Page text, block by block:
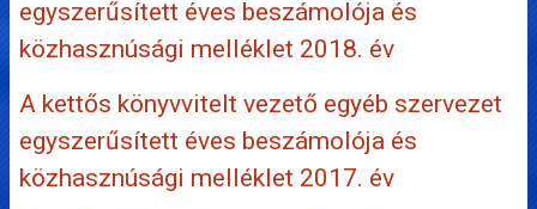
egyszerűsített éves beszámolója és
közhasznúsági melléklet 2018. év
A kettős könyvvitelt vezető egyéb szervezet
egyszerűsített éves beszámolója és
közhasznúsági melléklet 2017. év